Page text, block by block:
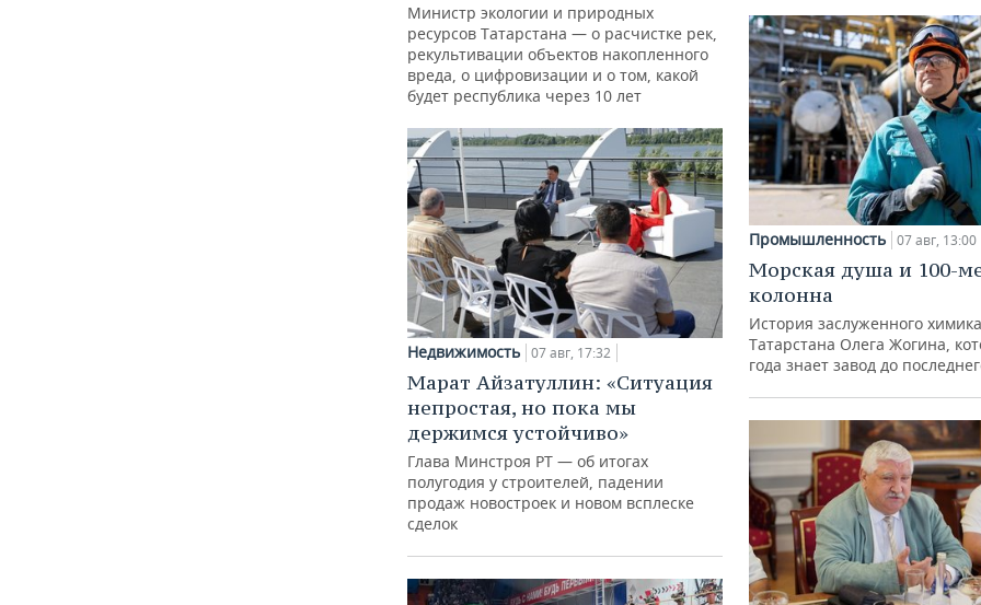
Министр экологии и природных
ресурсов Татарстана — о расчистке рек,
рекультивации объектов накопленного
вреда, о цифровизации и о том, какой
будет республика через 10 лет
Недвижимость 07 авг, 17:32
Марат Айзатуллин: «Ситуация
непростая, но пока мы
держимся устойчиво»
Глава Минстроя РТ — об итогах
полугодия у строителей, падении
продаж новостроек и новом всплеске
сделок
Промышленность 07 авг, 13:00
Морская душа и 100-
колонна
История заслуженного химика
Татарстана Олега Жогина,
года знает завод до